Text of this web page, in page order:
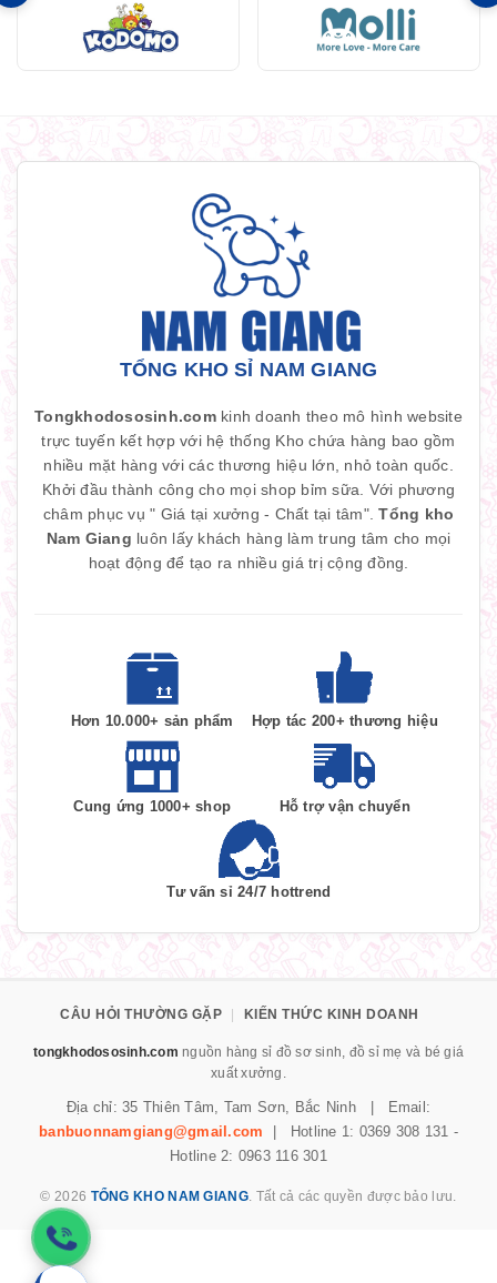
TỔNG KHO SỈ NAM GIANG
Tongkhodososinh.comkinh doanh theo mô hình website
trực tuyến kết hợp với hệ thống Kho chứa hàng bao gồm
nhiều mặt hàng với các thương hiệu lớn, nhỏ toàn quốc.
Khởi đầu thành công cho mọi shop bỉm sữa. Với phương
châm phục vụ " Giá tại xưởng - Chất tại tâm".Tổng kho
Nam Giang luôn lấy khách hàng làm trung tâm cho mọi
hoạt động để tạo ra nhiều giá trị cộng đồng.
Hơn 10.000+ sản phẩm Hợp tác 200+ thương hiệu
Cung ứng 1000+ shop Hỗ trợ vận chuyển
Tư vấn sỉ 24/7 hottrend
CÂU HỎI THƯỜNG GẶP | KIẾN THỨC KINH DOANH
tongkhodososinh.com nguồn hàng sỉ đồ sơ sinh, đồ sỉ mẹ và bé giá
xuất xưởng.
Địa chỉ: 35 Thiên Tâm, Tam Sơn, Bắc Ninh | Email:
banbuonnamgiang@gmail.com | Hotline 1: 0369 308 131 -
Hotline 2: 0963 116 301
© 2026 TỔNG KHO NAM GIANG. Tất cả các quyền được bảo lưu.